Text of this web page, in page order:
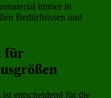
immer in
Bedürfnissen und
für
entscheidend für die